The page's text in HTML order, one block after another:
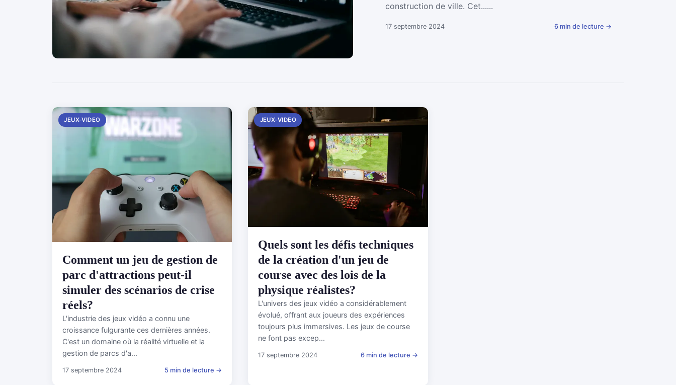
construction de ville. Cet......
17 septembre 2024 6 min de lecture →
JEUX-VIDEO
Comment un jeu de gestion de
parc d'attractions peut-il
simuler des scénarios de crise
réels?
L'industrie des jeux vidéo a connu une
croissance fulgurante ces dernières années.
C'est un domaine où la réalité virtuelle et la
gestion de parcs d'a...
17 septembre 2024 5 min de lecture →
JEUX-VIDEO
Quels sont les défis techniques
de la création d'un jeu de
course avec des lois de la
physique réalistes?
L'univers des jeux vidéo a considérablement
évolué, offrant aux joueurs des expériences
toujours plus immersives. Les jeux de course
ne font pas excep...
17 septembre 2024 6 min de lecture →